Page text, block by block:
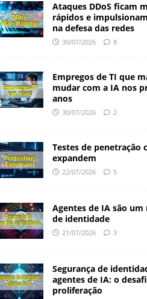
Ataques DDoS ficam
rápidos e
na defesa das redes
30/07/2026 8
Empregos de TI que
mudar com a IA nos
anos
30/07/2026 2
Testes de penetração
expandem
22/07/2026 5
Agentes de IA são
de identidade
21/07/2026 3
Segurança de
agentes de IA: o
proliferação